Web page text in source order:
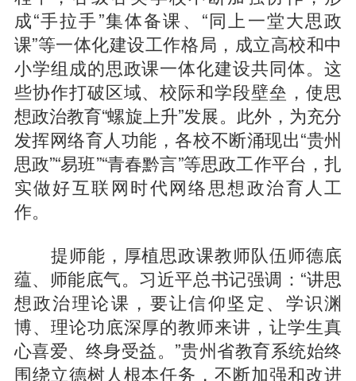
成“手拉手”集体备课、“同上一堂大思政
课”等一体化建设工作格局，成立高校和中
小学组成的思政课一体化建设共同体。这
些协作打破区域、校际和学段壁垒，使思
想政治教育“螺旋上升”发展。此外，为充分
发挥网络育人功能，各校不断涌现出“贵州
思政”“易班”“青春黔言”等思政工作平台，扎
实做好互联网时代网络思想政治育人工
作。
提师能，厚植思政课教师队伍师德底
蕴、师能底气。习近平总书记强调：“讲思
想政治理论课，要让信仰坚定、学识渊
博、理论功底深厚的教师来讲，让学生真
心喜爱、终身受益。”贵州省教育系统始终
围绕立德树人根本任务，不断加强和改进